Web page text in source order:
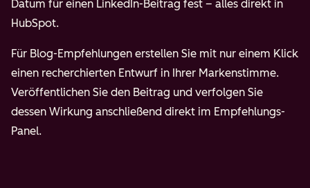
Datum für einen LinkedIn-Beitrag fest – alles direkt in
HubSpot.
Für Blog-Empfehlungen erstellen Sie mit nur einem Klick
einen recherchierten Entwurf in Ihrer Markenstimme.
Veröffentlichen Sie den Beitrag und verfolgen Sie
dessen Wirkung anschließend direkt im Empfehlungs-
Panel.